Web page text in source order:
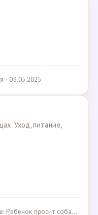
· 03.05.2025
Уход, питание,
просит собаку, посоветуйте какую породу… · 30.03.2025